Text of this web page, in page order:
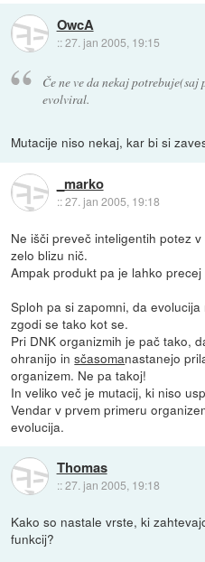
OwcA
::27. jan 2005, 19:15
Če ne ve da nekaj
evolviral.
Mutacije niso nekaj, kar bi si
_marko
::27. jan 2005, 19:18
Ne išči preveč inteligentih potez
zelo blizu nič.
Ampak produkt pa je lahko precej
Sploh pa si zapomni, da
zgodi se tako kot se.
Pri DNK organizmih je pač tako,
ohranijo insčasomanastanejo
organizem. Ne pa takoj!
In veliko več je mutacij, ki niso
Vendar v prvem primeru
evolucija.
Thomas
::27. jan 2005, 19:18
Kako so nastale vrste, ki
funkcij?